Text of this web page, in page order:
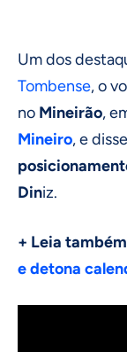
Um dos
Tombense, o
no Mineirão,
Mineiro, e
Diniz.
+ Leia
e detona